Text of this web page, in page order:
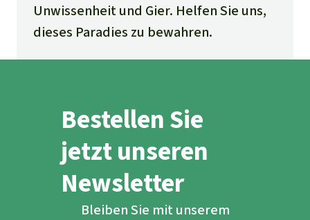
Unwissenheit und Gier. Helfen Sie uns,
dieses Paradies zu bewahren.
Bestellen Sie
jetzt unseren
Newsletter
Bleiben Sie mit unserem